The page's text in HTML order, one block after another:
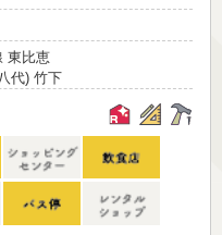
東比恵
代) 竹下